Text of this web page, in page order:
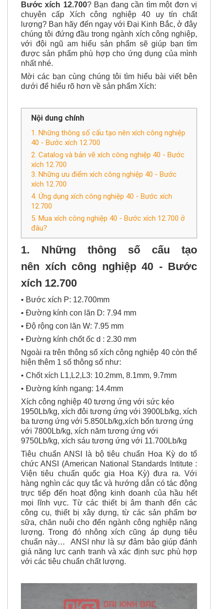
Bước xích 12.700? Bạn đang cần tìm một đơn vị
chuyên cấp Xích công nghiệp 40 uy tín chất
lượng? Bạn hãy đến ngay với Đại Kinh Bắc, ở đây
chúng tôi đứng đầu trong ngành xích công nghiệp,
với đội ngũ am hiểu sản phẩm sẽ giúp bạn tìm
được sản phẩm phù hợp cho ứng dụng của mình
nhất nhé.
Mời các bạn cùng chúng tôi tìm hiểu bài viết bên
dưới để hiểu rõ hơn về sản phẩm Xích:
Nội dung chính
1. Những thông số cấu tạo nên xích công nghiệp
40 - Bước xích 12.700
2. Catalog và bản vẽ xích công nghiệp 40 - Bước
xích 12.700
3. Những ưu điểm xích công nghiệp 40 - Bước
xích 12.700
4. Ứng dụng xích công nghiệp 40 - Bước xích
12.700
5. Mua xích công nghiệp 40 - Bước xích 12.700 ở
đâu?
1. Những thông số cấu tạo
nên xích công nghiệp 40 - Bước
xích 12.700
• Bước xích P: 12.700mm
• Đường kính con lăn D: 7.94 mm
• Độ rộng con lăn W: 7.95 mm
• Đường kính chốt ốc d : 2.30 mm
Ngoài ra trên thông số xích công nghiệp 40 còn thể
hiện thêm 1 số thông số như:
• Chốt xích L1,L2,L3: 10.2mm, 8.1mm, 9.7mm
• Đường kính ngang: 14.4mm
Xích công nghiệp 40 tương ứng với sức kéo
1950Lb/kg, xích đôi tương ứng với 3900Lb/kg, xích
ba tương ứng với 5.850Lb/kg,xích bốn tương ứng
với 7800Lb/kg, xích năm tương ứng với
9750Lb/kg, xích sáu tương ứng với 11.700Lb/kg
Tiêu chuẩn ANSI là bộ tiêu chuẩn Hoa Kỳ do tổ
chức ANSI (American National Standards Intitute :
Viện tiêu chuẩn quốc gia Hoa Kỳ) đưa ra. Với
hàng nghìn các quy tắc và hướng dẫn có tác động
trực tiếp đến hoạt động kinh doanh của hầu hết
mọi lĩnh vực. Từ các thiết bị âm thanh đến các
công cụ, thiết bị xây dựng, từ các sản phẩm bơ
sữa, chăn nuôi cho đến ngành công nghiệp năng
lượng. Trong đó nhông xích cũng áp dụng tiêu
chuẩn này… ANSI như là sự đảm bảo giúp đánh
giá năng lực cạnh tranh và xác định sực phù hợp
với các tiêu chuẩn chất lượng.